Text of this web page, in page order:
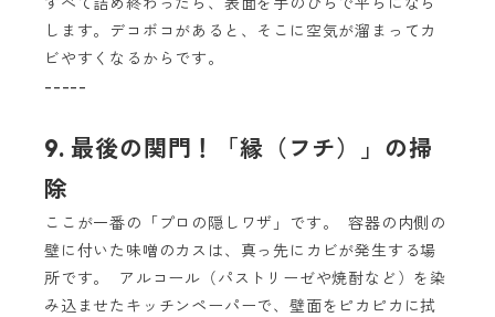
します。デコボコがあると、そこに空気が溜まってカ
ビやすくなるからです。
-----
9. 最後の関門！「縁（フチ）」の掃
除
ここが一番の「プロの隠しワザ」です。 容器の内側の
壁に付いた味噌のカスは、真っ先にカビが発生する場
所です。 アルコール（パストリーゼや焼酎など）を染
み込ませたキッチンペーパーで、壁面をピカピカに拭